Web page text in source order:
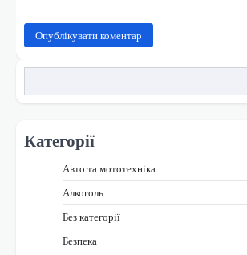
Категорії
Авто та мототехніка
Алкоголь
Без категорії
Безпека